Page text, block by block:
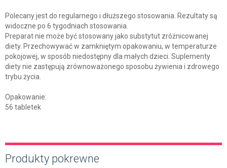
Polecany jest do regularnego i dłuższego stosowania. Rezultaty są
widoczne po 6 tygodniach stosowania.
Preparat nie może być stosowany jako substytut zróżnicowanej
diety. Przechowywać w zamkniętym opakowaniu, w temperaturze
pokojowej, w sposób niedostępny dla małych dzieci. Suplementy
diety nie zastępują zrównoważonego sposobu żywienia i zdrowego
trybu życia.
Opakowanie:
56 tabletek
Produkty pokrewne